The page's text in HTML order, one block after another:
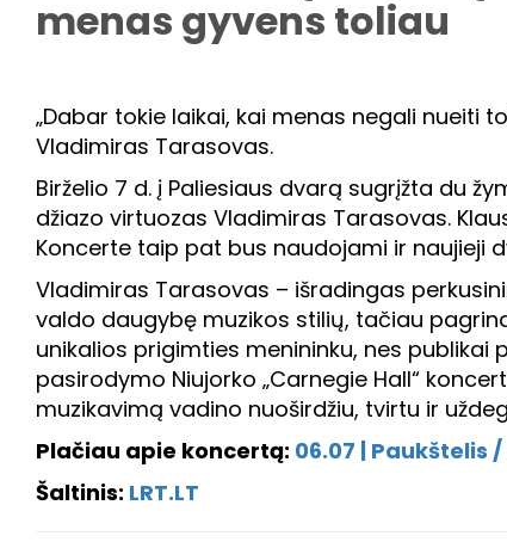
menas gyvens toliau
„Dabar tokie laikai, kai menas negali nueiti
Vladimiras Tarasovas.
Birželio 7 d. į Paliesiaus dvarą sugrįžta du
džiazo virtuozas Vladimiras Tarasovas.
Koncerte taip pat bus naudojami ir naujieji
Vladimiras Tarasovas – išradingas
valdo daugybę muzikos stilių, tačiau
unikalios prigimties menininku, nes
pasirodymo Niujorko „Carnegie Hall“
muzikavimą vadino nuoširdžiu, tvirtu ir
Plačiau apie koncertą: 06.07 | Paukštelis
Šaltinis: LRT.LT